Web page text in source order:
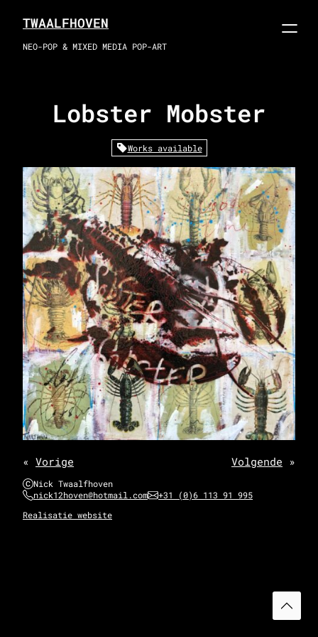
content
TWAALFHOVEN
NEO-POP & MIXED MEDIA POP-ART
Lobster Mobster
Works available
« Vorige Volgende »
Nick Twaalfhoven
nick12hoven@hotmail.com
+31 (0)6 113 91 995
Realisatie website